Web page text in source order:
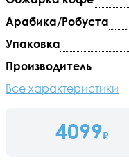
Арабика/Робуста
Упаковка
Производитель
Все характеристики
4099₽